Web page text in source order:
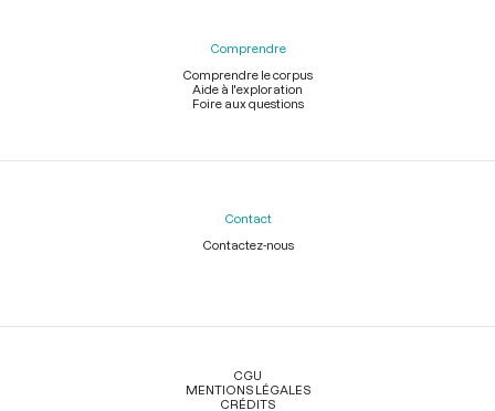
Comprendre
Comprendre le corpus
Aide à l'exploration
Foire aux questions
Contact
Contactez-nous
Légal
CGU
MENTIONS LÉGALES
CRÉDITS